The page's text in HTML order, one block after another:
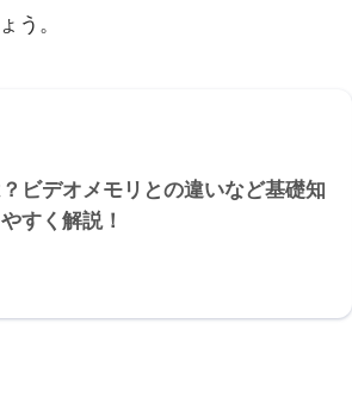
う。
ビデオメモリとの違いなど基礎知
すく解説！